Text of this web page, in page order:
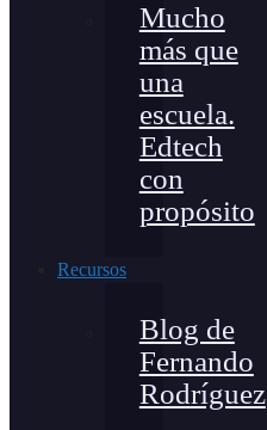
Mucho
más que
una
escuela.
Edtech
con
propósito
Recursos
Blog de
Fernando
Rodríguez